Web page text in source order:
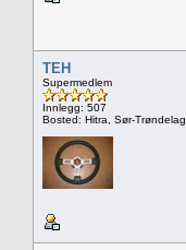
TEH
Supermedlem
Innlegg: 507
Bosted: Hitra, Sør-Trøndelag